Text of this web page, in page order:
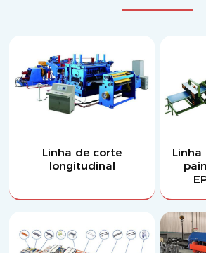
Linha de corte
longitudinal